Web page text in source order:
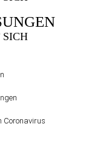
Coronavirus